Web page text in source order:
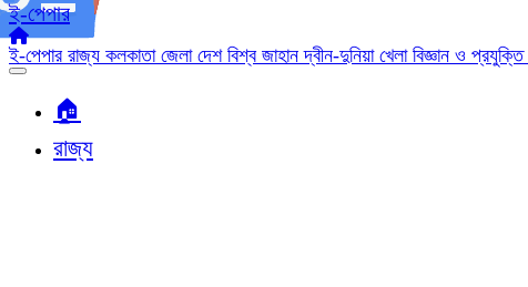
ই-পেপার
ই-পেপার রাজ্য কলকাতা জেলা দেশ বিশ্ব জাহানদ্বীন-দুনিয়া খেলা বিজ্ঞান ও প্রযুক্তি
🏠︎
রাজ্য